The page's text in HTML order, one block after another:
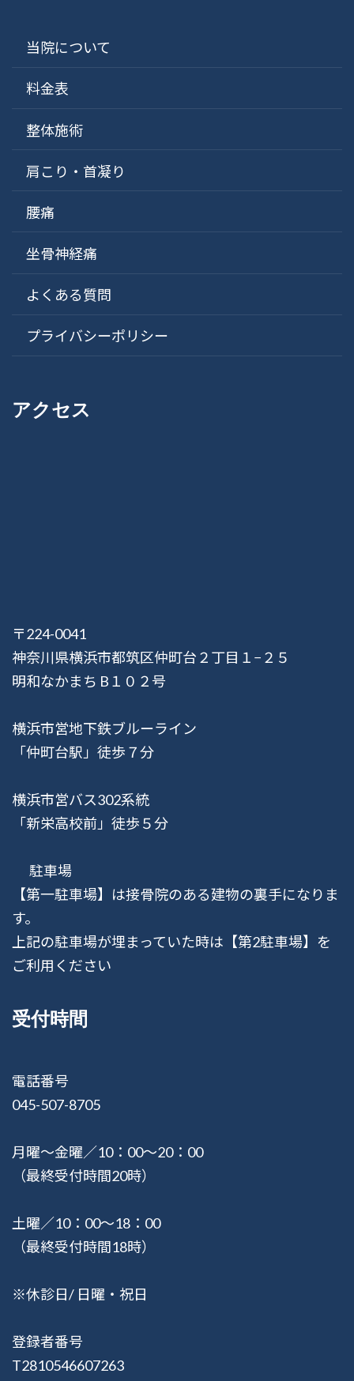
当院について
料金表
整体施術
肩こり・首凝り
腰痛
坐骨神経痛
よくある質問
プライバシーポリシー
アクセス
〒224-0041
神奈川県横浜市都筑区仲町台２丁目１−２５
明和なかまち B１０２号
横浜市営地下鉄ブルーライン
「仲町台駅」徒歩７分
横浜市営バス302系統
「新栄高校前」徒歩５分
駐車場
【第一駐車場】は接骨院のある建物の裏手になりま
す。
上記の駐車場が埋まっていた時は【第2駐車場】を
ご利用ください
受付時間
電話番号
045-507-8705
月曜〜金曜／10：00〜20：00
（最終受付時間20時）
土曜／10：00〜18：00
（最終受付時間18時）
※休診日/ 日曜・祝日
登録者番号
T2810546607263